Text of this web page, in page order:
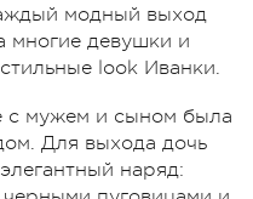
модный выход
многие девушки и
look Иванки.
с мужем и сыном была
Для выхода дочь
наряд: